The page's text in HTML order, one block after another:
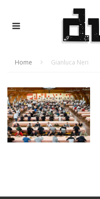
Home Gianluca Neri